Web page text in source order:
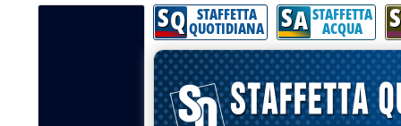
SQ STAFFETTA
QUOTIDIANA SA STAFFETTA
ACQUA S